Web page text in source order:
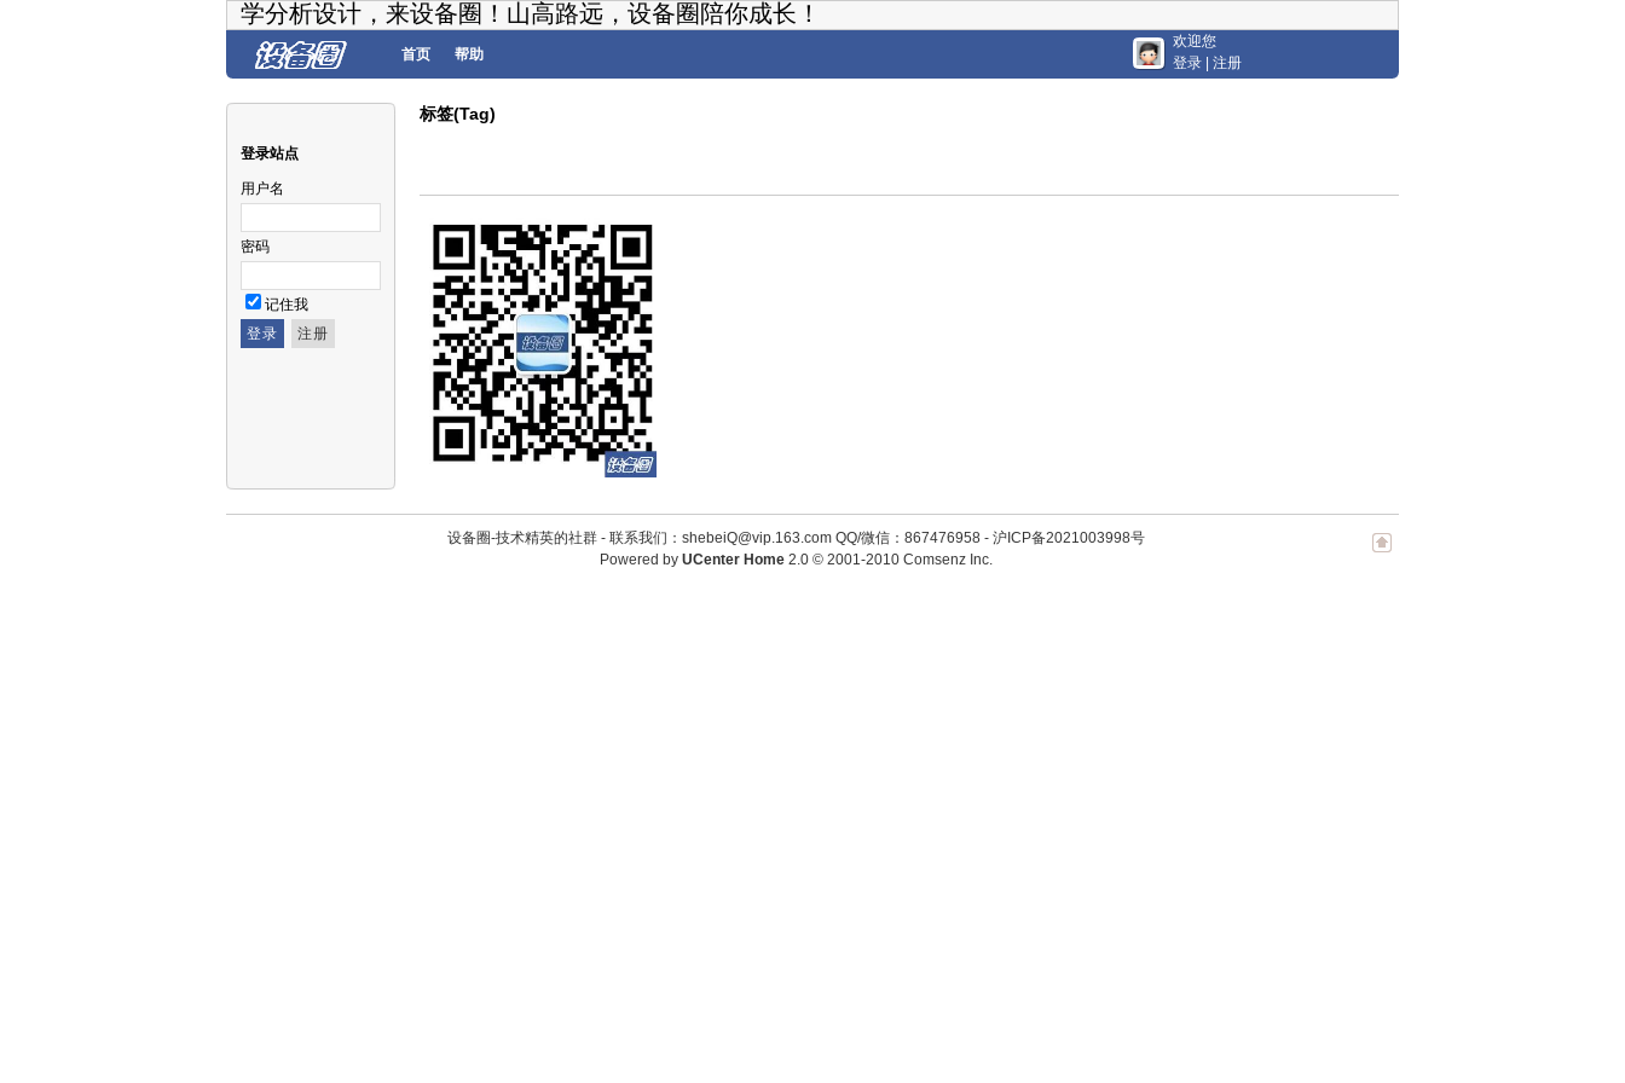
学分析设计，来设备圈！山高路远，设备圈陪你成长！
首页 帮助
欢迎您
登录
注册
登录站点
用户名
密码
记住我
标签(Tag)
设备圈-技术精英的社群 - 联系我们：shebeiQ@vip.163.com QQ/微信：867476958- 沪ICP备2021003998号
Powered by UCenter Home 2.0© 2001-2010 Comsenz Inc.